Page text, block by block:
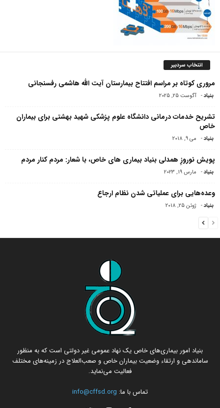
انتخاب سردبیر
مروری کوتاه بر مراسم افتتاح بیمارستان آیت الله هاشمی‌ رفسنجانی
بنیاد- آگوست 25, 2025
تشریح خدمات درمانی دانشگاه علوم پزشکی شهید بهشتی برای بیماران
خاص
بنیاد- می 9, 2018
پویش نوروزِ همدلی بنیاد بیماری های خاص، با شعار: مردم کنار مردم
بنیاد- مارس 19, 2023
وعده‌هایی برای عملیاتی شدن نظام ارجاع
بنیاد- ژوئن 25, 2018
بنیاد امور بیماری‌های خاص یک نهاد عمومی غیر دولتی است که به منظور
ساماندهی و ارتقاء وضعیت بیماران خاص و صعب‌العلاج در زمینه‌های مختلف
فعالیت می‌نماید.
تماس با ما: info@cffsd.org